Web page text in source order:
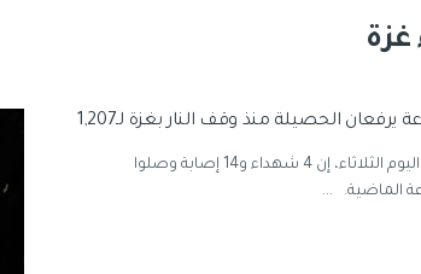
قالت وزارة الصحة بقطاع غزة اليوم الثلاثاء، إن 4 شهداء و14 إصابة وصلوا